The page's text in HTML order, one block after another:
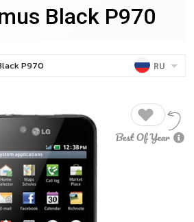
Black P970
P970 RU